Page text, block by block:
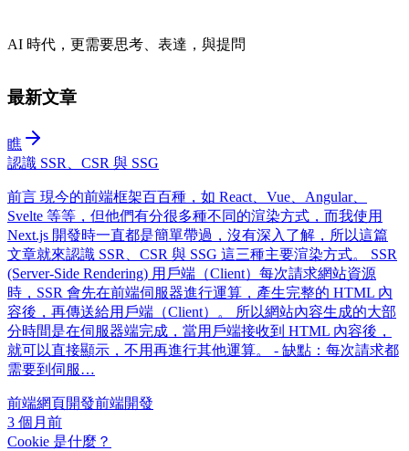
人生充滿喜劇
最新文章
瞧
認識 SSR、CSR 與 SSG
前言 現今的前端框架百百種，如 React、Vue、Angular、
Svelte 等等，但他們有分很多種不同的渲染方式，而我使用
Next.js 開發時一直都是簡單帶過，沒有深入了解，所以這篇
文章就來認識 SSR、CSR 與 SSG 這三種主要渲染方式。 SSR
(Server-Side Rendering) 用戶端（Client）每次請求網站資源
時，SSR 會先在前端伺服器進行運算，產生完整的 HTML 內
容後，再傳送給用戶端（Client）。 所以網站內容生成的大部
分時間是在伺服器端完成，當用戶端接收到 HTML 內容後，
就可以直接顯示，不用再進行其他運算。 - 缺點：每次請求都
需要到伺服…
前端網頁開發前端開發
3 個月前
Cookie 是什麼？